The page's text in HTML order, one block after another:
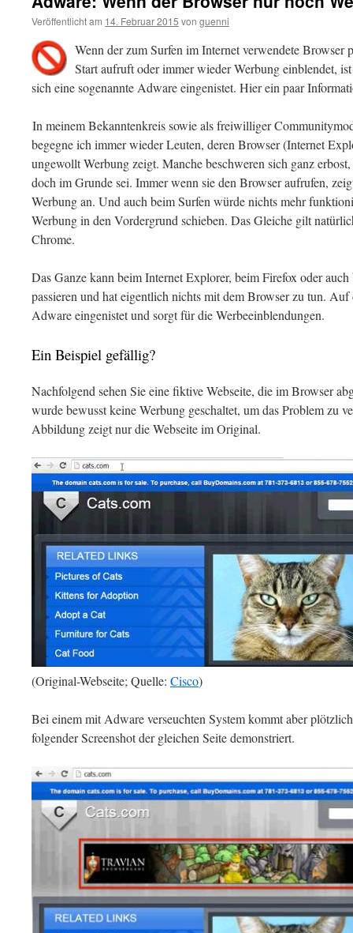
Veröffentlicht am 14. Februar 2015 von guenni
Wenn der zum Surfen im Internet verwendete Browser
Start aufruft oder immer wieder Werbung einblendet,
sich eine sogenannte Adware eingenistet. Hier ein paar
In meinem Bekanntenkreis sowie als freiwilliger
begegne ich immer wieder Leuten, deren Browser (Internet
ungewollt Werbung zeigt. Manche beschweren sich ganz
doch im Grunde sei. Immer wenn sie den Browser aufrufen,
Werbung an. Und auch beim Surfen würde nichts mehr
Werbung in den Vordergrund schieben. Das Gleiche gilt
Chrome.
Das Ganze kann beim Internet Explorer, beim Firefox oder
passieren und hat eigentlich nichts mit dem Browser zu tun. Auf
Adware eingenistet und sorgt für die Werbeeinblendungen.
Ein Beispiel gefällig?
Nachfolgend sehen Sie eine fiktive Webseite, die im Browser
wurde bewusst keine Werbung geschaltet, um das Problem zu
Abbildung zeigt nur die Webseite im Original.
(Original-Webseite; Quelle: Cisco)
Bei einem mit Adware verseuchten System kommt aber
folgender Screenshot der gleichen Seite demonstriert.